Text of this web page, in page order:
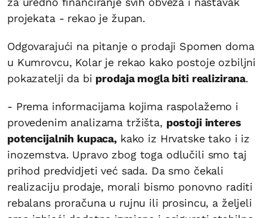
projekata - rekao je župan.
Odgovarajući na pitanje o prodaji Spomen doma
u Kumrovcu, Kolar je rekao kako postoje ozbiljni
pokazatelji da bi prodaja mogla biti realizirana.
- Prema informacijama kojima raspolažemo i
provedenim analizama tržišta, postoji interes
potencijalnih kupaca,kako iz Hrvatske tako i iz
inozemstva. Upravo zbog toga odlučili smo taj
prihod predvidjeti već sada. Da smo čekali
realizaciju prodaje, morali bismo ponovno raditi
rebalans proračuna u rujnu ili prosincu, a željeli